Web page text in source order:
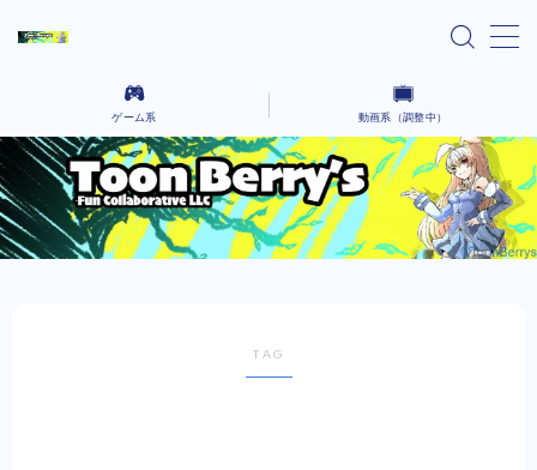
home
Ai lain spear head-気になる話題のゲーム- 気になるニュースや気になったYoutubeなどを語っていく場所です。
Black cafeーゲーム動画をコーヒーでも飲んで
コーヒーを飲みながら、さまざまなクリエイティブな作品を語るないようです。
ゲーム系 動画系（調整中）
TAG